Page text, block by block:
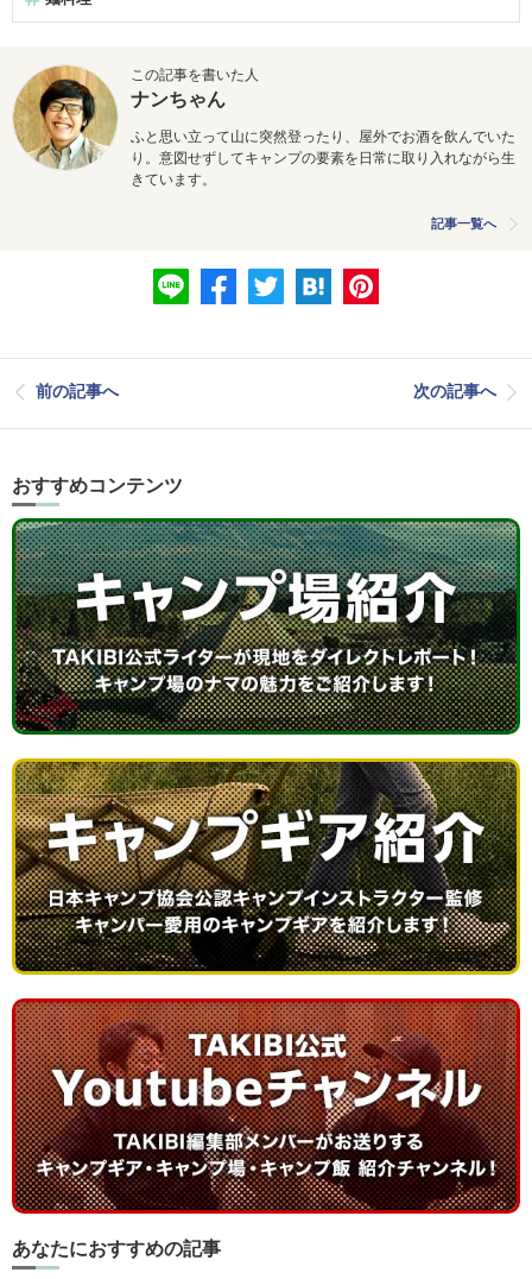
この記事を書いた人
ナンちゃん
ふと思い立って山に突然登ったり、屋外でお酒を飲んでいた
り。意図せずしてキャンプの要素を日常に取り入れながら生
きています。
記事一覧へ
前の記事へ 次の記事へ
おすすめコンテンツ
あなたにおすすめの記事